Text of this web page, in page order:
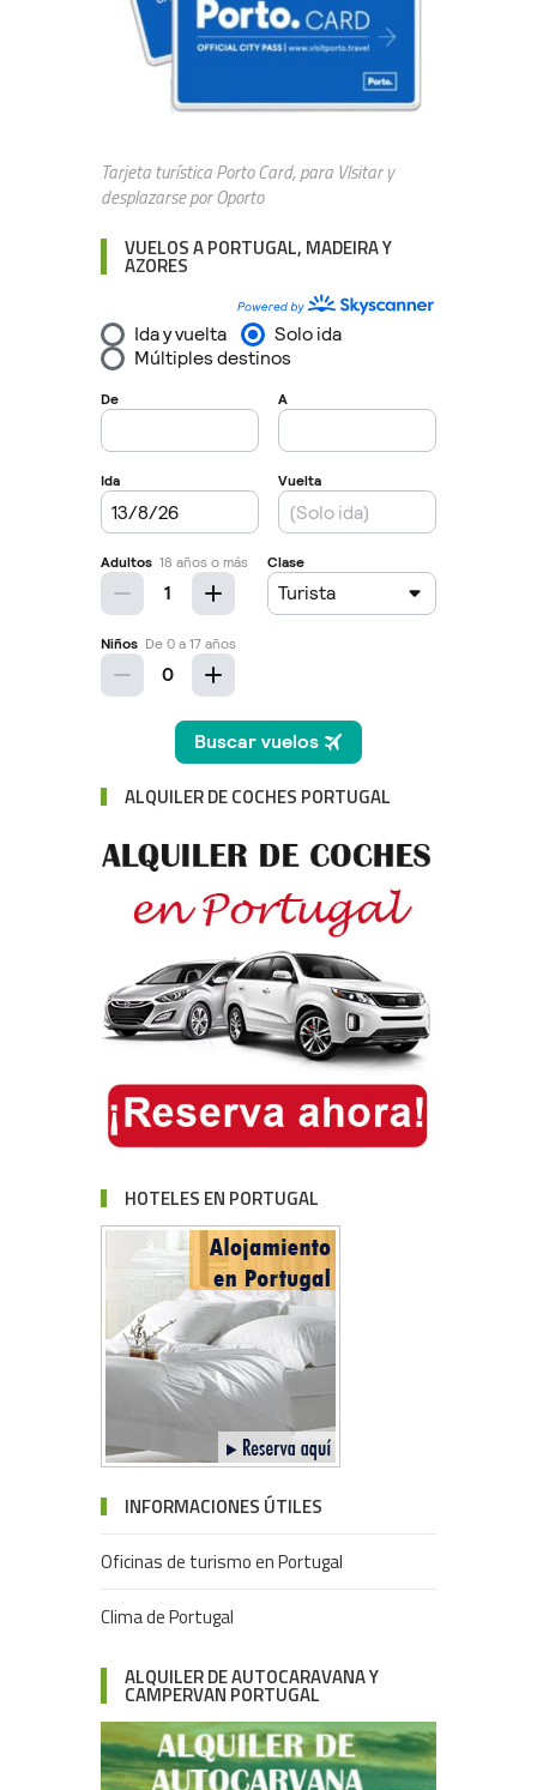
Tarjeta turística Porto Card, para VIsitar y
desplazarse por Oporto
VUELOS A PORTUGAL, MADEIRA Y
AZORES
ALQUILER DE COCHES PORTUGAL
HOTELES EN PORTUGAL
INFORMACIONES ÚTILES
Oficinas de turismo en Portugal
Clima de Portugal
ALQUILER DE AUTOCARAVANA Y
CAMPERVAN PORTUGAL